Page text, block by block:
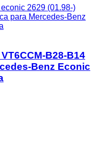
2629 (01.98-)
para Mercedes-Benz
B28-B14
Benz Econic